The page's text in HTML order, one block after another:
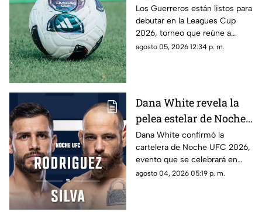
2026, a qué hora y
contra quiénes?
Los Guerreros están listos para
debutar en la Leagues Cup
2026, torneo que reúne a
clubes de la Liga MX y la MLS.
agosto 05, 2026 12:34 p. m.
Dana White revela la
pelea estelar de Noche
UFC 2026; conoce la
cartelera completa
Dana White confirmó la
cartelera de Noche UFC 2026,
evento que se celebrará en
septiembre en Glendale,
agosto 04, 2026 05:19 p. m.